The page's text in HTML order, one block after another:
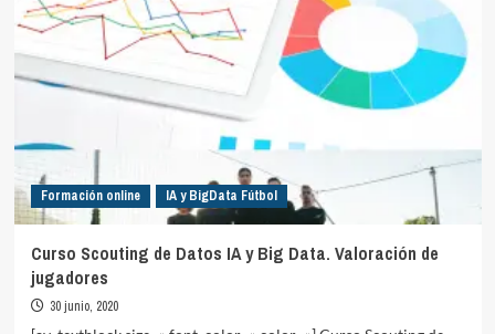
análisis
datos
Formación online IA y BigData Fútbol
Curso Scouting de Datos IA y Big Data. Valoración de
jugadores
30 junio, 2020